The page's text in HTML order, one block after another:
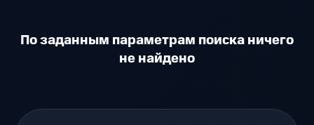
По заданным параметрам поиска ничего
не найдено